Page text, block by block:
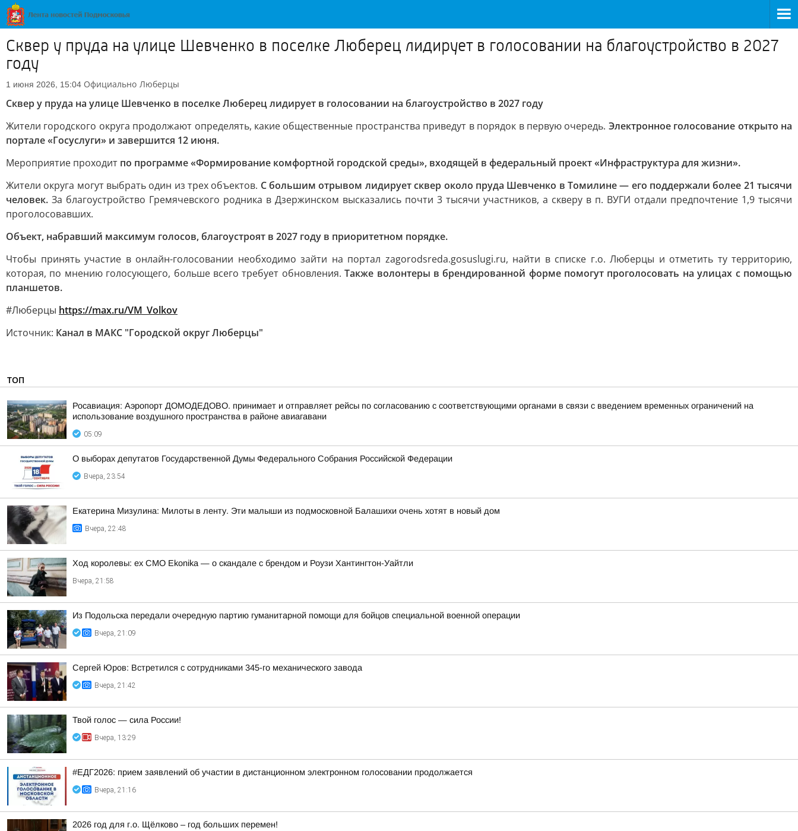
Сквер у пруда на улице Шевченко в поселке Люберец лидирует в голосовании на благоустройство в 2027
году
1 июня 2026, 15:04 Официально Люберцы
Сквер у пруда на улице Шевченко в поселке Люберец лидирует в голосовании на благоустройство в 2027 году
Жители городского округа продолжают определять, какие общественные пространства приведут в порядок в первую очередь. Электронное голосование открыто на
портале «Госуслуги» и завершится 12 июня.
Мероприятие проходит по программе «Формирование комфортной городской среды», входящей в федеральный проект «Инфраструктура для жизни».
Жители округа могут выбрать один из трех объектов. С большим отрывом лидирует сквер около пруда Шевченко в Томилине — его поддержали более 21 тысячи
человек. За благоустройство Гремячевского родника в Дзержинском высказались почти 3 тысячи участников, а скверу в п. ВУГИ отдали предпочтение 1,9 тысячи
проголосовавших.
Объект, набравший максимум голосов, благоустроят в 2027 году в приоритетном порядке.
Чтобы принять участие в онлайн-голосовании необходимо зайти на портал zagorodsreda.gosuslugi.ru, найти в списке г.о. Люберцы и отметить ту территорию,
которая, по мнению голосующего, больше всего требует обновления.Также волонтеры в брендированной форме помогут проголосовать на улицах с помощью
планшетов.
#Люберцы https://max.ru/VM_Volkov
Источник: Канал в МАКС "Городской округ Люберцы"
ТОП
Росавиация: Аэропорт ДОМОДЕДОВО. принимает и отправляет рейсы по согласованию с соответствующими органами в связи с введением временных ограничений на
использование воздушного пространства в районе авиагавани
05:09
О выборах депутатов Государственной Думы Федерального Собрания Российской Федерации
Вчера, 23:54
Екатерина Мизулина: Милоты в ленту. Эти малыши из подмосковной Балашихи очень хотят в новый дом
Вчера, 22:48
Ход королевы: ex CMO Ekonika — о скандале с брендом и Роузи Хантингтон-Уайтли
Вчера, 21:58
Из Подольска передали очередную партию гуманитарной помощи для бойцов специальной военной операции
Вчера, 21:09
Сергей Юров: Встретился с сотрудниками 345-го механического завода
Вчера, 21:42
Твой голос — сила России!
Вчера, 13:29
#ЕДГ2026: прием заявлений об участии в дистанционном электронном голосовании продолжается
Вчера, 21:16
2026 год для г.о. Щёлково – год больших перемен!